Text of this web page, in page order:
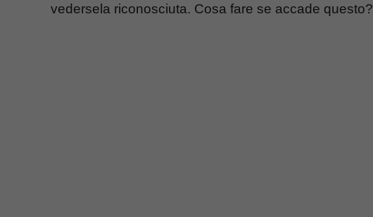
vedersela riconosciuta. Cosa fare se accade questo?